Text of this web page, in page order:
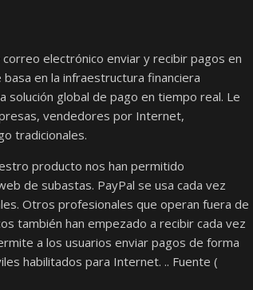
electrónico enviar y recibir pagos en
en la infraestructura financiera
global de pago en tiempo real. Le
vendedores por Internet,
tradicionales.
producto nos han permitido
de subastas. PayPal se usa cada vez
Otros profesionales que operan fuera de
también han empezado a recibir cada vez
a los usuarios enviar pagos de forma
habilitados para Internet. .. Fuente (